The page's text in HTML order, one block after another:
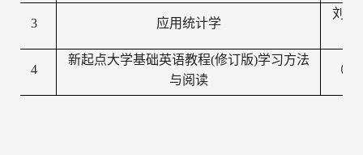
3 应用统计学
刘思
4
新起点大学基础英语教程(修订版)学习方法
与阅读
（